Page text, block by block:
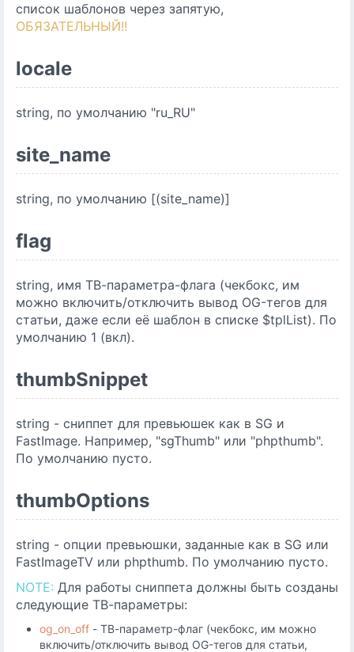
список шаблонов через запятую,
ОБЯЗАТЕЛЬНЫЙ!!
locale
string, по умолчанию "ru_RU"
site_name
string, по умолчанию [(site_name)]
flag
string, имя ТВ-параметра-флага (чекбокс, им
можно включить/отключить вывод OG-тегов для
статьи, даже если её шаблон в списке $tplList). По
умолчанию 1 (вкл).
thumbSnippet
string - сниппет для превьюшек как в SG и
FastImage. Например, "sgThumb" или "phpthumb".
По умолчанию пусто.
thumbOptions
string - опции превьюшки, заданные как в SG или
FastImageTV или phpthumb. По умолчанию пусто.
NOTE: Для работы сниппета должны быть созданы
следующие ТВ-параметры:
og_on_off - ТВ-параметр-флаг (чекбокс, им можно
включить/отключить вывод OG-тегов для статьи,